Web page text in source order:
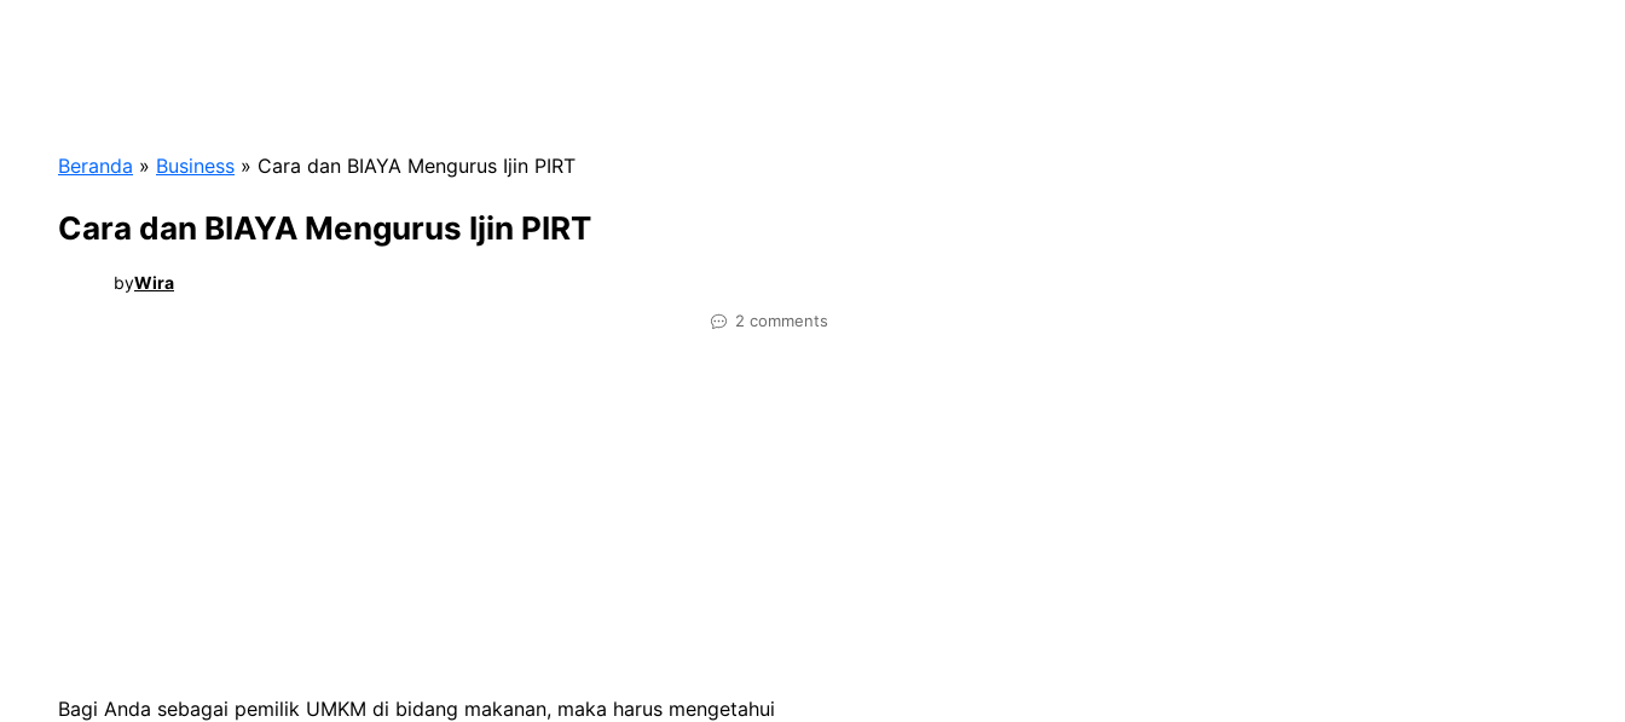
Beranda » Business » Cara dan BIAYA Mengurus Ijin PIRT
Cara dan BIAYA Mengurus Ijin PIRT
byWira
2 comments
Bagi Anda sebagai pemilik UMKM di bidang makanan, maka harus mengetahui